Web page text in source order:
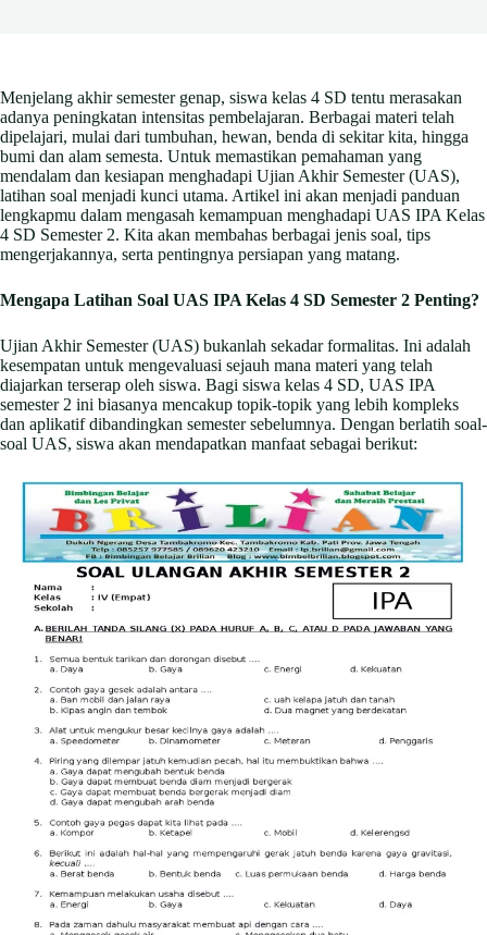
Menjelang akhir semester genap, siswa kelas 4 SD tentu merasakan
adanya peningkatan intensitas pembelajaran. Berbagai materi telah
dipelajari, mulai dari tumbuhan, hewan, benda di sekitar kita, hingga
bumi dan alam semesta. Untuk memastikan pemahaman yang
mendalam dan kesiapan menghadapi Ujian Akhir Semester (UAS),
latihan soal menjadi kunci utama. Artikel ini akan menjadi panduan
lengkapmu dalam mengasah kemampuan menghadapi UAS IPA Kelas
4 SD Semester 2. Kita akan membahas berbagai jenis soal, tips
mengerjakannya, serta pentingnya persiapan yang matang.
Mengapa Latihan Soal UAS IPA Kelas 4 SD Semester 2 Penting?
Ujian Akhir Semester (UAS) bukanlah sekadar formalitas. Ini adalah
kesempatan untuk mengevaluasi sejauh mana materi yang telah
diajarkan terserap oleh siswa. Bagi siswa kelas 4 SD, UAS IPA
semester 2 ini biasanya mencakup topik-topik yang lebih kompleks
dan aplikatif dibandingkan semester sebelumnya. Dengan berlatih soal-
soal UAS, siswa akan mendapatkan manfaat sebagai berikut: